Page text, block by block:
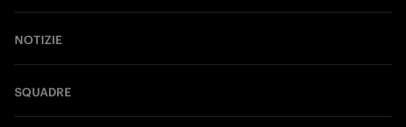
NOTIZIE
SQUADRE